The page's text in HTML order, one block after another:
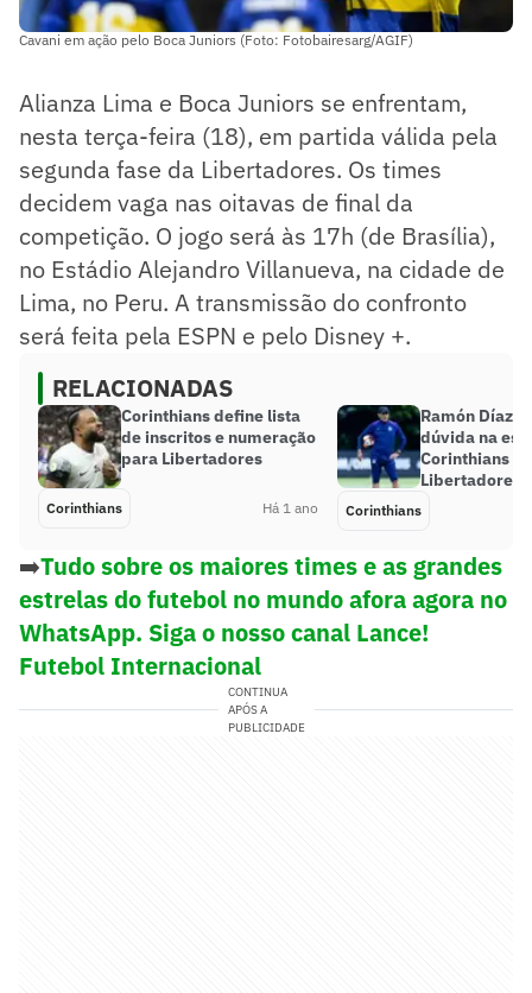
Cavani em ação pelo Boca Juniors (Foto: Fotobairesarg/AGIF)
Alianza Lima e Boca Juniors se enfrentam,
nesta terça-feira (18), em partida válida pela
segunda fase da Libertadores. Os times
decidem vaga nas oitavas de final da
competição. O jogo será às 17h (de Brasília),
no Estádio Alejandro Villanueva, na cidade de
Lima, no Peru. A transmissão do confronto
será feita pela ESPN e pelo Disney +.
RELACIONADAS
Corinthians define lista
de inscritos e numeração
para Libertadores
Corinthians Há 1 ano
Ramón Díaz
dúvida na
Corinthians
Libertadores
Corinthians
➡️Tudo sobre os maiores times e as grandes
estrelas do futebol no mundo afora agora no
WhatsApp. Siga o nosso canal Lance!
Futebol Internacional
CONTINUA
APÓS A
PUBLICIDADE